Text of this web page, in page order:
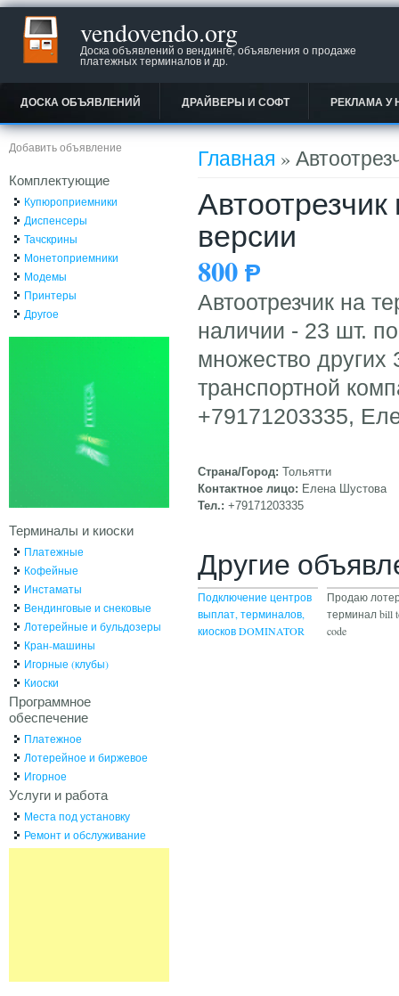
vendovendo.org
Доска объявлений о вендинге, объявления о продаже
платежных терминалов и др.
ДОСКА ОБЪЯВЛЕНИЙ ДРАЙВЕРЫ И СОФТ РЕКЛАМА У
Вы здесь
Главная »
версии
800 Ᵽ
Автоотрезчик на
наличии - 23 шт.
множество
транспортной
+79171203335,
Страна/Город: Тольятти
Контактное лицо: Елена Шустова
Тел.: +79171203335
Другие
Подключение центров
выплат, терминалов,
киосков DOMINATOR
Продаю
терминал bill
code
Добавить объявление
Комплектующие
Купюроприемники
Диспенсеры
Тачскрины
Монетоприемники
Модемы
Принтеры
Другое
Терминалы и киоски
Платежные
Кофейные
Инстаматы
Вендинговые и снековые
Лотерейные и бульдозеры
Кран-машины
Игорные (клубы)
Киоски
Программное
обеспечение
Платежное
Лотерейное и биржевое
Игорное
Услуги и работа
Места под установку
Ремонт и обслуживание